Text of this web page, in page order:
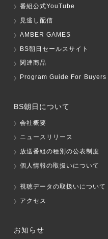
番組公式YouTube
見逃し配信
AMBER GAMES
BS朝日セールスサイト
関連商品
Program Guide For Buyers
BS朝日について
会社概要
ニュースリリース
放送番組の種別の公表制度
個人情報の取扱いについて
視聴データの取扱いについて
アクセス
お知らせ